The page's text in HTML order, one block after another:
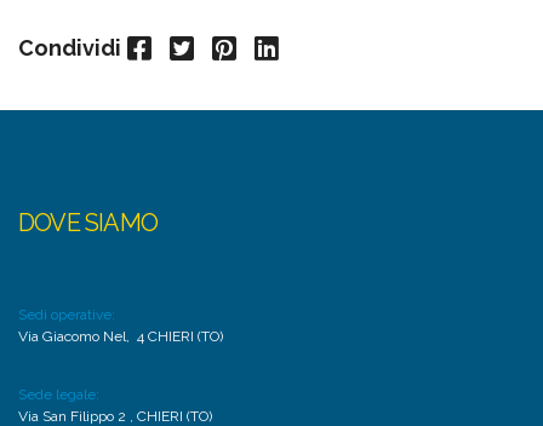
Condividi Facebook Twitter Pinterest LinkedIn
DOVE SIAMO
Sedi operative:
Via Giacomo Nel, 4 CHIERI (TO)
Sede legale:
Via San Filippo 2 , CHIERI (TO)